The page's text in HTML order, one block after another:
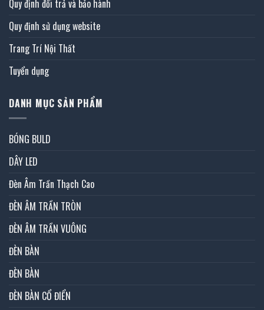
Quy định đổi trả và bảo hành
Quy định sử dụng website
Trang Trí Nội Thất
Tuyển dụng
DANH MỤC SẢN PHẨM
BÓNG BULD
DÂY LED
Đèn Âm Trần Thạch Cao
ĐÈN ÂM TRẦN TRÒN
ĐÈN ÂM TRẦN VUÔNG
ĐÈN BÀN
ĐÈN BÀN
ĐÈN BÀN CỔ ĐIỂN